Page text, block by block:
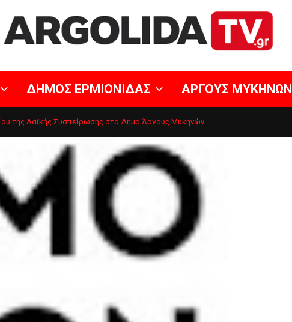
ΔΗΜΟΣ ΕΡΜΙΟΝΙΔΑΣ ΑΡΓΟΥΣ ΜΥΚΗΝΩΝ
της Λαϊκής Συσπείρωσης στο Δήμο Άργους Μυκηνών